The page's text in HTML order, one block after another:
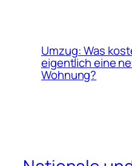
Umzug: Was
eigentlich eine
Wohnung?